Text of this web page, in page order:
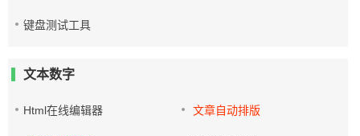
键盘测试工具
文本数字
Html在线编辑器 文章自动排版